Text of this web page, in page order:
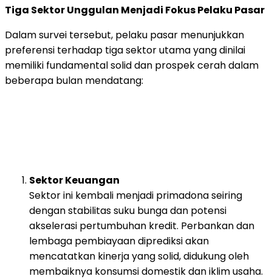
Tiga SektorUnggulan Menjadi FokusPelaku Pasar
Dalamsurvei tersebut, pelaku pasar menunjukkan
preferensi terhadap tigasektorutamayangdinilai
memiliki fundamentalsoliddan prospekcerahdalam
beberapa bulan mendatang:
SektorKeuangan
Sektorini kembali menjadi primadonaseiring
denganstabilitassuku bungadan potensi
akselerasi pertumbuhan kredit. Perbankandan
lembaga pembiayaandiprediksiakan
mencatatkan kinerjayangsolid,didukungoleh
membaiknya konsumsidomestikdaniklimusaha.